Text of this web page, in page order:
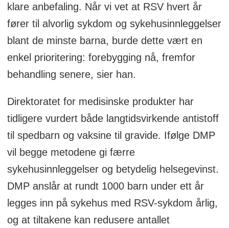
klare anbefaling. Når vi vet at RSV hvert år
fører til alvorlig sykdom og sykehusinnleggelser
blant de minste barna, burde dette vært en
enkel prioritering: forebygging nå, fremfor
behandling senere, sier han.
Direktoratet for medisinske produkter har
tidligere vurdert både langtidsvirkende antistoff
til spedbarn og vaksine til gravide. Ifølge DMP
vil begge metodene gi færre
sykehusinnleggelser og betydelig helsegevinst.
DMP anslår at rundt 1000 barn under ett år
legges inn på sykehus med RSV-sykdom årlig,
og at tiltakene kan redusere antallet